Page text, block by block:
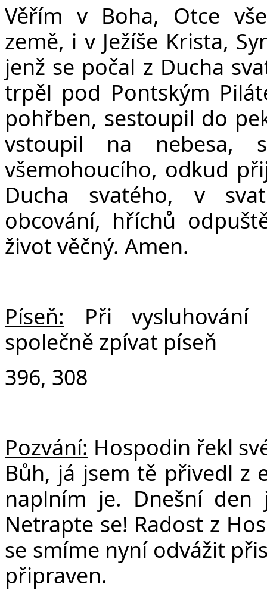
Věřím v Boha, Otce
země, i v Ježíše Krista,
jenž se počal z Ducha
trpěl pod Pontským
pohřben, sestoupil do
vstoupil na nebesa,
všemohoucího, odkud
Ducha svatého, v
obcování, hříchů
život věčný. Amen.
Píseň: Při vysluhování
společně zpívat píseň
396, 308
Pozvání: Hospodin řekl
Bůh, já jsem tě přivedl z
naplním je. Dnešní den
Netrapte se! Radost z
se smíme nyní odvážit
připraven.